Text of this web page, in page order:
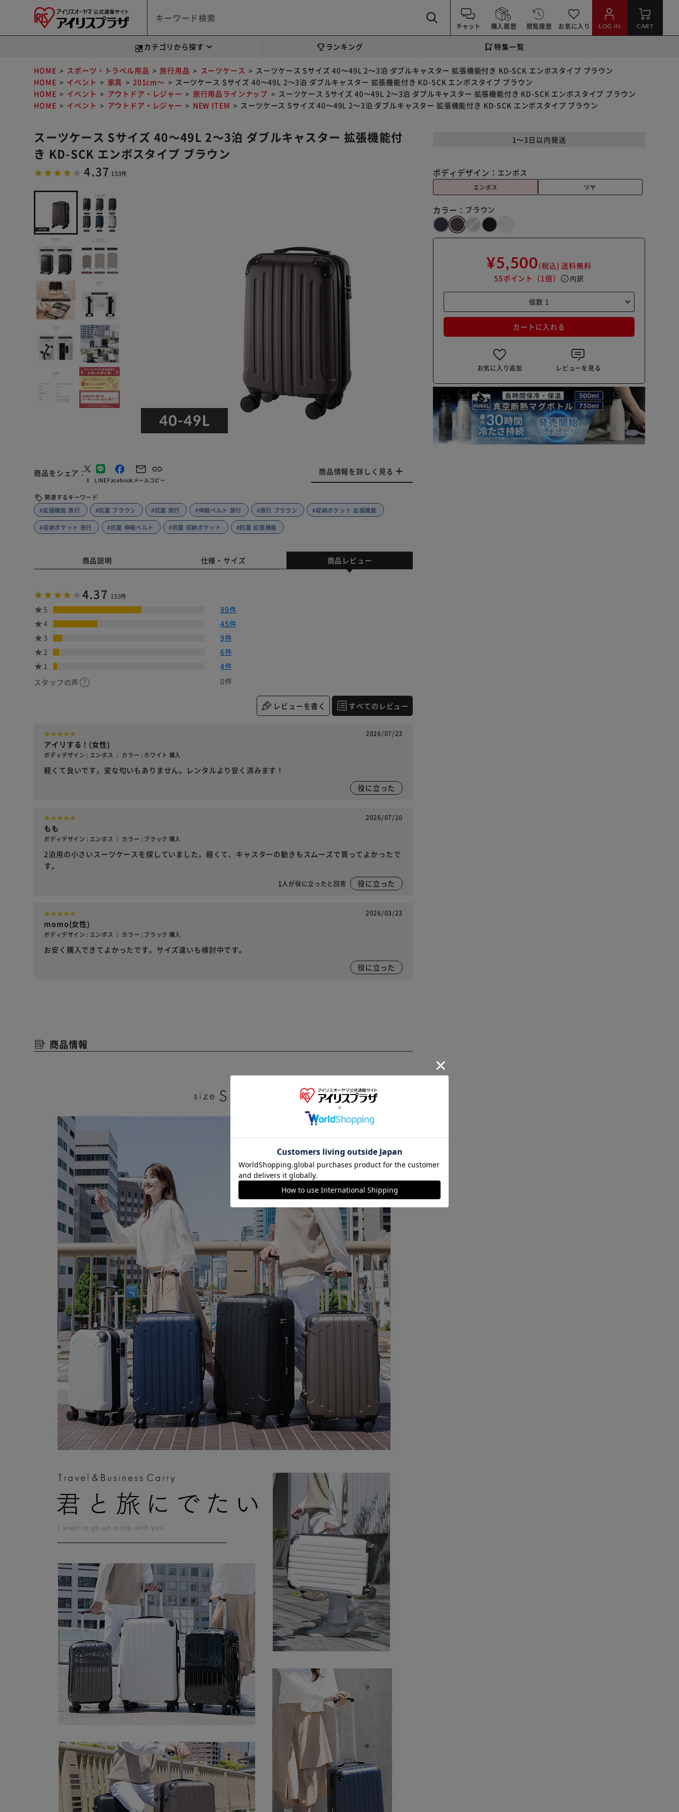
チャット 購入履歴 閲覧履歴 お気に入り LOG IN CART
カテゴリから探す ランキング 特集一覧
HOME スポーツ・トラベル用品 旅行用品 スーツケース
スーツケース Sサイズ 40～49L 2～3泊 ダブルキャスター 拡張機能付き KD-SCK エンボスタイプ ブラウン
HOME
イベント 家具 201cm～
スーツケース Sサイズ 40～49L 2～3泊 ダブルキャスター 拡張機能付き KD-SCK エンボスタイプ ブラウン
HOME
イベント アウトドア・レジャー 旅行用品ラインナップ
スーツケース Sサイズ 40～49L 2～3泊 ダブルキャスター 拡張機能付き KD-SCK エンボスタイプ ブラウン
HOME
イベント アウトドア・レジャー NEW ITEM スーツケース Sサイズ 40～49L 2～3泊 ダブルキャスター 拡張機能付き KD-SCK エンボスタイプ ブラウン
スーツケース Sサイズ 40～49L 2～3泊 ダブルキャスター 拡張機能付
き KD-SCK エンボスタイプ ブラウン
4.37 153件
商品をシェア
X LINEFacebookメールコピー
商品情報を詳しく見る
関連するキーワード
#拡張機能 旅行
#抗菌 ブラウン #抗菌 旅行 #伸縮ベルト 旅行 #旅行 ブラウン #収納ポケット 拡張機能
#収納ポケット 旅行 #抗菌 伸縮ベルト #抗菌 収納ポケット #抗菌 拡張機能
1～3日以内発送
ボディデザイン： エンボス
エンボス ツヤ
カラー： ブラウン
¥5,500(税込) 送料無料
55ポイント （1倍） info 内訳
カートに入れる
お気に入り追加 レビューを見る
商品説明 仕様・サイズ 商品レビュー
4.37 153件
5
89件
4
45件
3
9件
2
6件
1
4件
スタッフの声
0件
レビューを書く すべてのレビュー
2026/07/23
アイリする！(女性)
ボディデザイン : エンボス ｜ カラー : ホワイト 購入
軽くて良いです。変な匂いもありません。レンタルより安く済みます！
役に立った
2026/07/10
もも
ボディデザイン : エンボス ｜ カラー : ブラック 購入
2泊用の小さいスーツケースを探していました。軽くて、キャスターの動きもスムーズで買ってよかったで
す。
1人が役に立ったと回答 役に立った
2026/03/23
momo(女性)
ボディデザイン : エンボス ｜ カラー : ブラック 購入
お安く購入できてよかったです。サイズ違いも検討中です。
役に立った
商品情報
※ご確認ください